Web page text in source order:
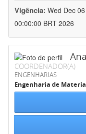
Vigência: Wed Dec
00:00:00 BRT 2026
COORDENADOR(A)
ENGENHARIAS
Engenharia de